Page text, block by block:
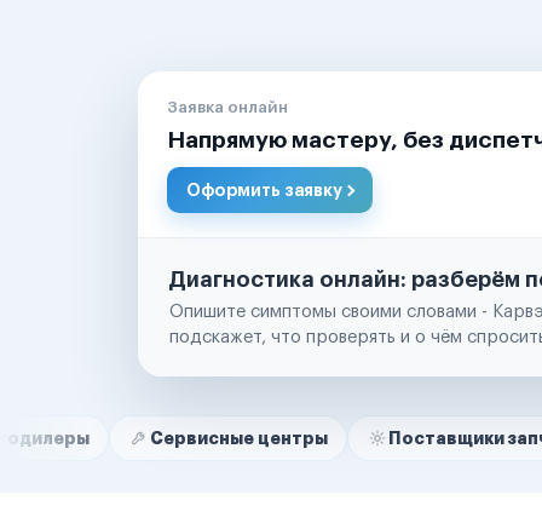
Заявка онлайн
Напрямую мастеру, без
Оформить заявку
Диагностика онлайн: разберём
Опишите симптомы своими словами -
подскажет, что проверять и о чём
Нам доверяют
Сервисные центры Поставщики запчастей
Маркетплейсы